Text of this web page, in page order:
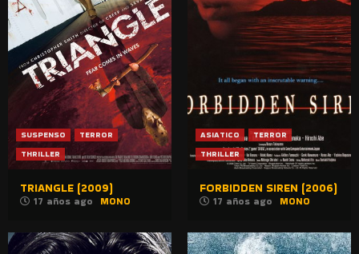
SUSPENSO
TERROR
THRILLER
TRIANGLE (2009)
17 años ago MONO
ASIATICO
TERROR
THRILLER
FORBIDDEN SIREN (2006)
17 años ago MONO